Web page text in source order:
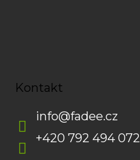
Kontakt
info@fadee.cz
+420 792 494 072